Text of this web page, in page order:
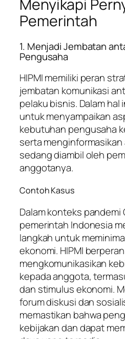
Menyikapi
Pemerintah
1. Menjadi Jembatan
Pengusaha
HIPMI memiliki peran
jembatan komunikasi
pelaku bisnis. Dalam hal
untuk menyampaikan
kebutuhan pengusaha
serta
sedang diambil oleh
anggotanya.
Contoh Kasus
Dalam konteks pandemi
pemerintah Indonesia
langkah untuk
ekonomi. HIPMI
mengkomunikasikan
kepada anggota,
dan stimulus ekonomi.
forum diskusi dan
memastikan bahwa
kebijakan dan dapat